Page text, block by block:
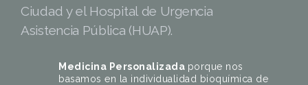
Ciudad y el Hospital de Urgencia
Asistencia Pública (HUAP).
Medicina Personalizada porque nos
basamos en la individualidad bioquímica de